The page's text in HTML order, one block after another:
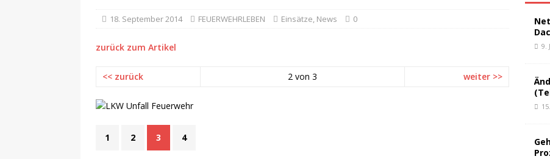
18. September 2014 FEUERWEHRLEBEN Einsätze, News 0
zurück zum Artikel
<< zurück 2 von 3 weiter >>
1 2 3 4
9.